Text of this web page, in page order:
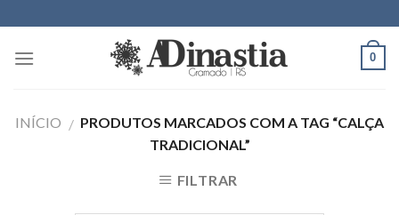
to
content
0
INÍCIO / PRODUTOS MARCADOS COM A TAG “CALÇA
TRADICIONAL”
FILTRAR